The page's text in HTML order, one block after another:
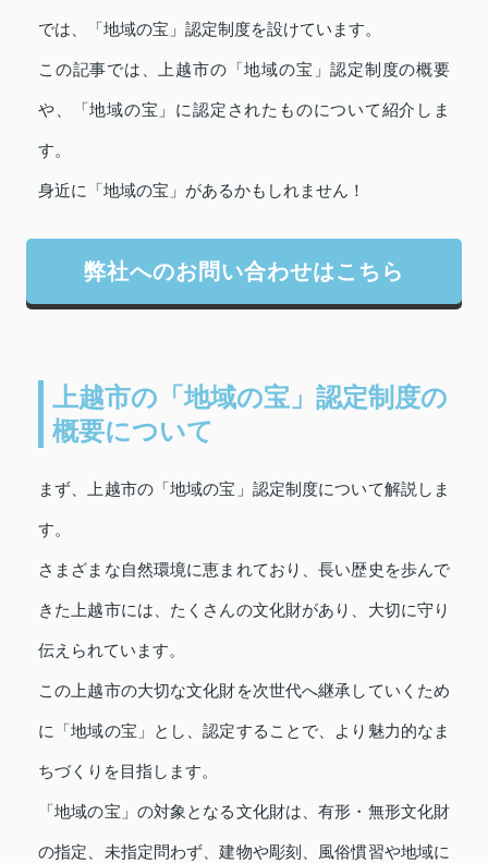
では、「地域の宝」認定制度を設けています。
この記事では、上越市の「地域の宝」認定制度の概要
や、「地域の宝」に認定されたものについて紹介しま
す。
身近に「地域の宝」があるかもしれません！
弊社へのお問い合わせはこちら
上越市の「地域の宝」認定制度の
概要について
まず、上越市の「地域の宝」認定制度について解説しま
す。
さまざまな自然環境に恵まれており、長い歴史を歩んで
きた上越市には、たくさんの文化財があり、大切に守り
伝えられています。
この上越市の大切な文化財を次世代へ継承していくため
に「地域の宝」とし、認定することで、より魅力的なま
ちづくりを目指します。
「地域の宝」の対象となる文化財は、有形・無形文化財
の指定、未指定問わず、建物や彫刻、風俗慣習や地域に